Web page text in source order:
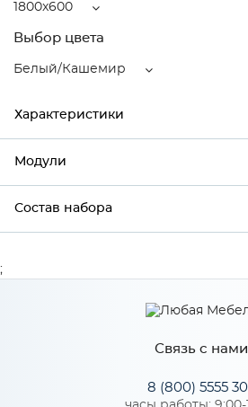
1800x600
Выбор цвета
Белый/Кашемир
Характеристики
Ширина
Высота
ЛДСП
Модули
Состав набора
Связь с нами
8 (800) 5555
;